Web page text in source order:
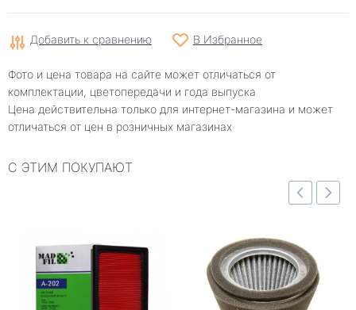
Добавить к сравнению В Избранное
Фото и цена товара на сайте может отличаться от
комплектации, цветопередачи и года выпуска
Цена действительна только для интернет-магазина и может
отличаться от цен в розничных магазинах
С ЭТИМ ПОКУПАЮТ
Быстрый просмотр